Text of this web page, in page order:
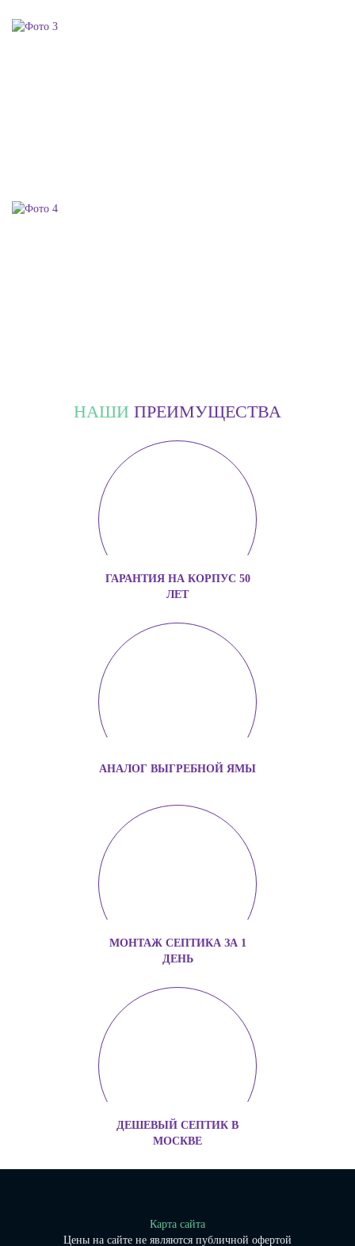
НАШИ ПРЕИМУЩЕСТВА
ГАРАНТИЯ НА КОРПУС 50
ЛЕТ
АНАЛОГ ВЫГРЕБНОЙ ЯМЫ
МОНТАЖ СЕПТИКА ЗА 1
ДЕНЬ
ДЕШЕВЫЙ СЕПТИК В
МОСКВЕ
Карта сайта
Цены на сайте не являются публичной офертой